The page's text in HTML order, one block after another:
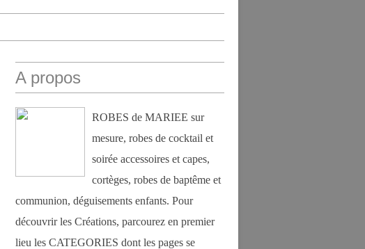
A propos
ROBES de MARIEE sur
mesure, robes de cocktail et
soirée accessoires et capes,
cortèges, robes de baptême et
communion, déguisements enfants. Pour
découvrir les Créations, parcourez en premier
lieu les CATEGORIES dont les pages se